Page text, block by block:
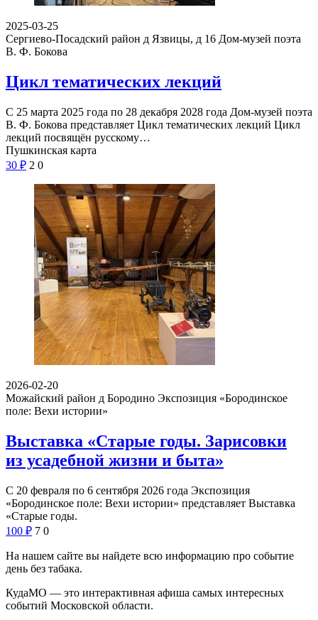
2025-03-25
Сергиево-Посадский район д Язвицы, д 16 Дом-музей поэта
В. Ф. Бокова
Цикл тематических лекций
С 25 марта 2025 года по 28 декабря 2028 года Дом-музей поэта
В. Ф. Бокова представляет Цикл тематических лекций Цикл
лекций посвящён русскому…
Пушкинская карта
30 ₽ 2 0
2026-02-20
Можайский район д Бородино Экспозиция «Бородинское
поле: Вехи истории»
Выставка «Старые годы. Зарисовки
из усадебной жизни и быта»
С 20 февраля по 6 сентября 2026 года Экспозиция
«Бородинское поле: Вехи истории» представляет Выставка
«Старые годы.
100 ₽ 7 0
На нашем сайте вы найдете всю информацию про событие
день без табака.
КудаМО — это интерактивная афиша самых интересных
событий Московской области.